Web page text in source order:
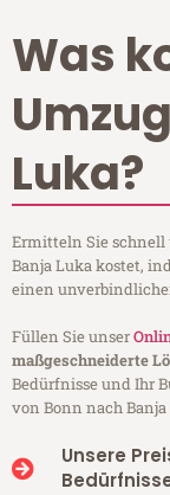
Was
Luka?
Ermitteln Sie schnell
Banja Luka kostet,
einen
Füllen Sie unser
maßgeschneiderte
Bedürfnisse und Ihr
von Bonn nach
Unsere